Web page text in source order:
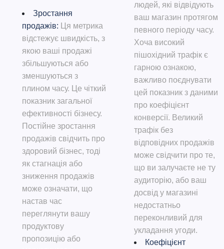
Зростання
продажів: Ця метрика
відстежує швидкість, з
якою ваші продажі
збільшуються або
зменшуються з
плином часу. Це чіткий
показник загальної
ефективності бізнесу.
Постійне зростання
продажів свідчить про
здоровий бізнес, тоді
як стагнація або
зниження продажів
може означати, що
настав час
переглянути вашу
продуктову
пропозицію або
людей, які відвідують
ваш магазин протягом
певного періоду часу.
Хоча високий
пішохідний трафік є
гарною ознакою,
важливо поєднувати
цей показник з даними
про коефіцієнт
конверсії. Великий
трафік без
відповідних продажів
може свідчити про те,
що ви залучаєте не ту
аудиторію, або ваш
досвід у магазині
недостатньо
переконливий для
укладання угоди.
Коефіцієнт